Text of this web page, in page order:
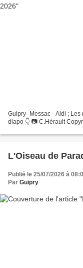
Guipry- Messac - Aldi ;
diapo 👇 📷 C.Hérault
L'Oiseau de
Publié le 25/07/2026 à
Par Guipry